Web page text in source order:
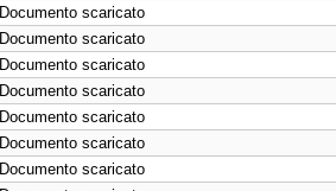
Documento scaricato
Documento scaricato
Documento scaricato
Documento scaricato
Documento scaricato
Documento scaricato
Documento scaricato